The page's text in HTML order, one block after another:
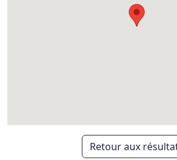
Retour aux